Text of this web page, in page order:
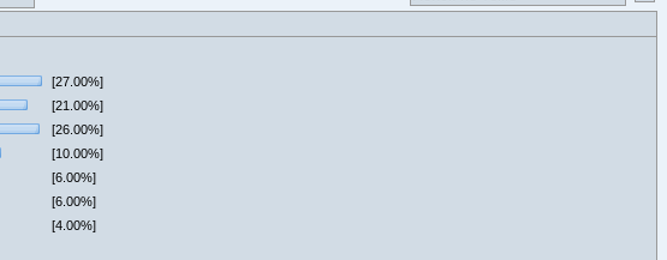
[27.00%]
[21.00%]
[26.00%]
[10.00%]
[6.00%]
[6.00%]
[4.00%]